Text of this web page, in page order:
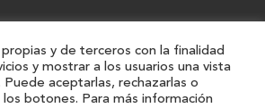
y de terceros con la finalidad
y mostrar a los usuarios una vista
Puede aceptarlas, rechazarlas o
botones. Para más información